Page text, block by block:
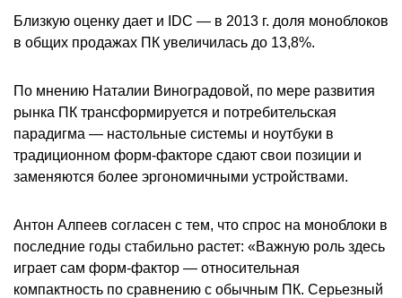
Близкую оценку дает и IDC — в 2013 г. доля моноблоков
в общих продажах ПК увеличилась до 13,8%.
По мнению Наталии Виноградовой, по мере развития
рынка ПК трансформируется и потребительская
парадигма — настольные системы и ноутбуки в
традиционном форм-факторе сдают свои позиции и
заменяются более эргономичными устройствами.
Антон Алпеев согласен с тем, что спрос на моноблоки в
последние годы стабильно растет: «Важную роль здесь
играет сам форм-фактор — относительная
компактность по сравнению с обычным ПК. Серьезный